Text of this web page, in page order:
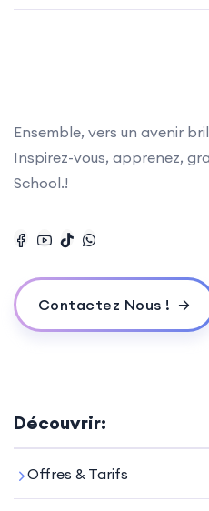
Ensemble, vers un avenir
Inspirez-vous, apprenez,
School.!
Contactez Nous !
Découvrir:
Offres & Tarifs